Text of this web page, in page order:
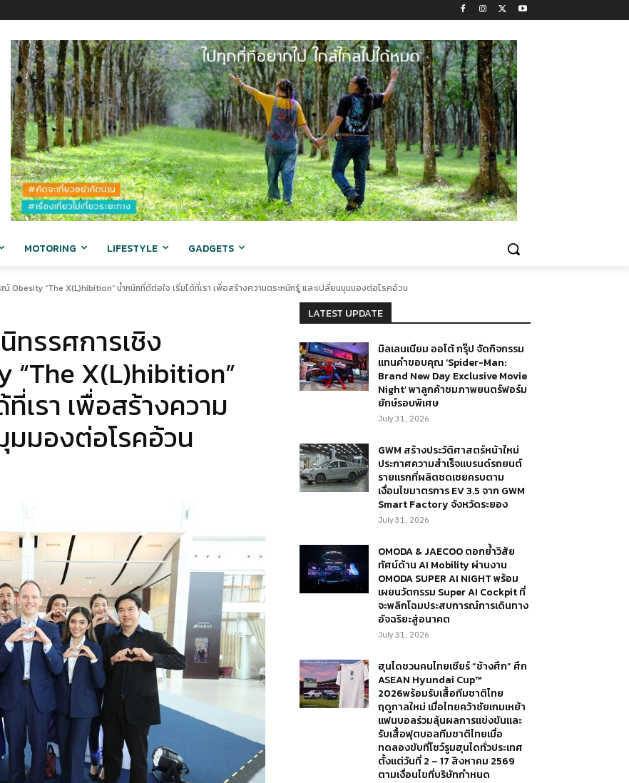
MOTORING LIFESTYLE GADGETS
Obesity “The X(L)hibition” น้ำหนักที่ดีต่อใจ เริ่มได้ที่เรา เพื่อสร้างความตระหนักรู้ และเปลี่ยนมุมมองต่อโรคอ้วน
ทรรศการเชิง
“The X(L)hibition”
เรา เพื่อสร้างความ
มมองต่อโรคอ้วน
LATEST UPDATE
มิลเลนเนียม ออโต้ กรุ๊ป จัดกิจกรรม
แทนคำขอบคุณ ‘Spider-Man:
Brand New Day Exclusive Movie
Night’ พาลูกค้าชมภาพยนตร์ฟอร์ม
ยักษ์รอบพิเศษ
July 31, 2026
GWM สร้างประวัติศาสตร์หน้าใหม่
ประกาศความสำเร็จแบรนด์รถยนต์
รายแรกที่ผลิตชดเชยครบตาม
เงื่อนไขมาตรการ EV 3.5 จาก GWM
Smart Factory จังหวัดระยอง
July 31, 2026
OMODA & JAECOO ตอกย้ำวิสัย
ทัศน์ด้าน AI Mobility ผ่านงาน
OMODA SUPER AI NIGHT พร้อม
เผยนวัตกรรม Super AI Cockpit ที่
จะพลิกโฉมประสบการณ์การเดินทาง
อัจฉริยะสู่อนาคต
July 31, 2026
ฮุนไดชวนคนไทยเชียร์ “ช้างศึก” ศึก
ASEAN Hyundai Cup™
2026พร้อมรับเสื้อทีมชาติไทย
ฤดูกาลใหม่ เมื่อไทยคว้าชัยเกมเหย้า
แฟนบอลร่วมลุ้นผลการแข่งขันและ
รับเสื้อฟุตบอลทีมชาติไทยเมื่อ
ทดลองขับที่โชว์รูมฮุนไดทั่วประเทศ
ตั้งแต่วันที่ 2 – 17 สิงหาคม 2569
ตามเงื่อนไขที่บริษัทกำหนด